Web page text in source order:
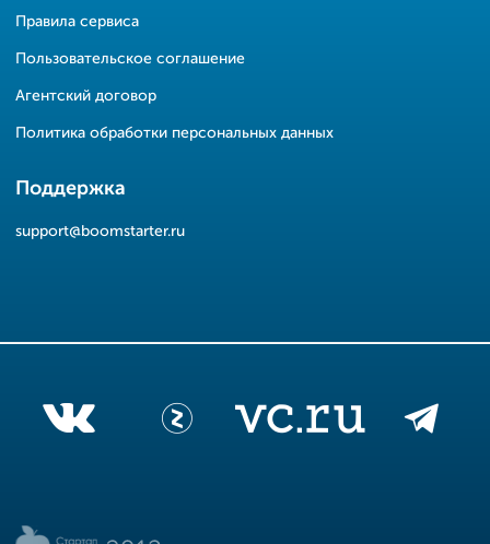
Правила сервиса
Пользовательское соглашение
Агентский договор
Политика обработки персональных данных
Поддержка
support@boomstarter.ru